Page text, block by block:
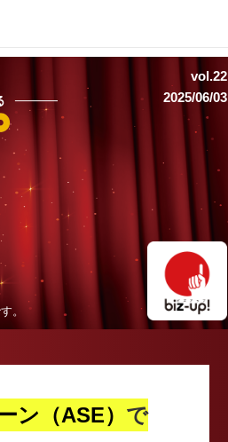
vol.22
2025/06/03
。
ン（ASE） で